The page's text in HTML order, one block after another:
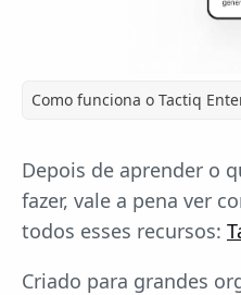
Como funciona o Tactiq
Depois de aprender o
fazer, vale a pena ver
todos esses recursos:
Criado para grandes